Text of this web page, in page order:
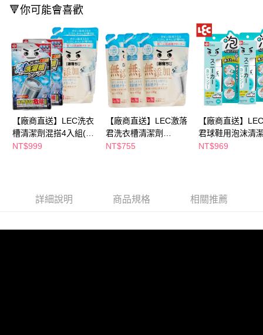
【注意事項】
１．透過由恩沛科技股份有限公司提供之「AFTEE先享後付」服務完成之交
易，需依本服務之必要範圍內提供個人資料，並將交易相關給付款項請求債
權轉讓予恩沛科技股份有限公司。
２．關於個人資料處理事宜，請瀏覽以下網址：
https://aftee.tw/terms/#terms3
３．未成年的使用者請事先徵得法定代理人或監護人之同意方可使用
「AFTEE先享後付」，若未經同意申辦者引起之損失，本公司不負相關責
任。
４．使用「AFTEE先享後付」時，將依據個別帳號之用戶狀況，依本公司即
時審查核予不同之上限額度；若仍有額度不足之情形，本公司將視審查結果
請求用戶進行身份認證。
５．嚴禁一人註冊多個帳號或使用他人資訊註冊。若發現惡意使用之情形，
恩沛科技股份有限公司將有權停止該用戶之使用額度並採取法律行動。
🔻你可能會喜歡
【廠商直送】LEC洗衣
槽清潔劑混搭4入組(粉
劑120gX2入， 液體
NT$999
【廠商直送】LEC激落
君洗衣槽清潔劑
400gx3入組(無添加強
NT$755
【廠商直送】
君球鞋用泡沫清
150ml*2入組(附
NT$969
詳細說明 商品規格 相關推薦